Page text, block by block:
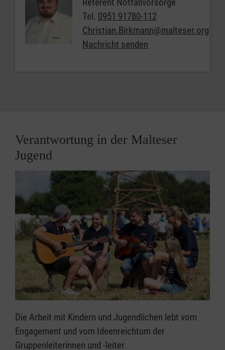
Referent Notfallvorsorge
Tel. 0951 91780-112
Christian.Birkmann@malteser.org
Nachricht senden
Verantwortung in der Malteser
Jugend
Die Arbeit mit Kindern und Jugendlichen lebt vom
Engagement und vom Ideenreichtum der
Gruppenleiterinnen und -leiter.